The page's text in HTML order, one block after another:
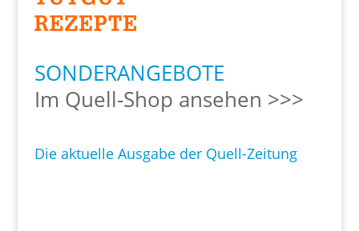
SONDERANGEBOTE
Im Quell-Shop ansehen >>>
Die aktuelle Ausgabe der Quell-Zeitung